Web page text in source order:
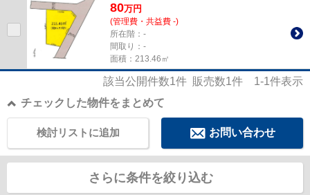
80万円
(管理費・共益費 -)
所在階：-
間取り：-
面積：213.46㎡
該当公開件数1件 販売数1件 1-1件表示
チェックした物件をまとめて
お問い合わせ
検討リストに追加
さらに条件を絞り込む